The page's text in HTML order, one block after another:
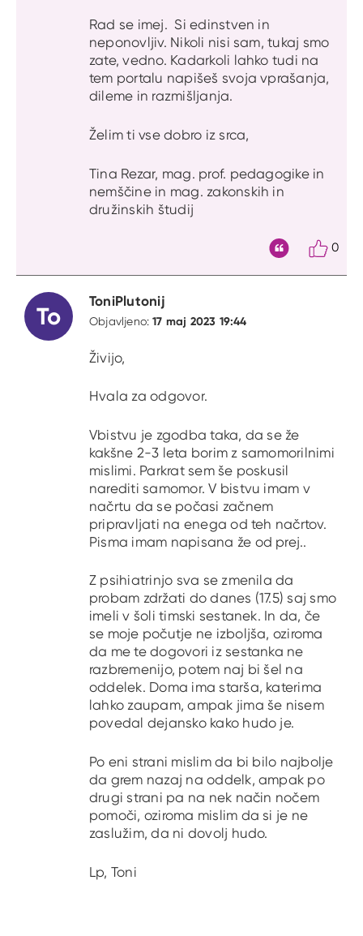
Rad se imej. Si edinstven in
neponovljiv. Nikoli nisi sam, tukaj smo
zate, vedno. Kadarkoli lahko tudi na
tem portalu napišeš svoja vprašanja,
dileme in razmišljanja.
Želim ti vse dobro iz srca,
Tina Rezar, mag. prof. pedagogike in
nemščine in mag. zakonskih in
družinskih študij
0
To
ToniPlutonij
Objavljeno:17 maj 2023 19:44
Živijo,
Hvala za odgovor.
Vbistvu je zgodba taka, da se že
kakšne 2-3 leta borim z samomorilnimi
mislimi. Parkrat sem še poskusil
narediti samomor. V bistvu imam v
načrtu da se počasi začnem
pripravljati na enega od teh načrtov.
Pisma imam napisana že od prej..
Z psihiatrinjo sva se zmenila da
probam zdržati do danes (17.5) saj smo
imeli v šoli timski sestanek. In da, če
se moje počutje ne izboljša, oziroma
da me te dogovori iz sestanka ne
razbremenijo, potem naj bi šel na
oddelek. Doma ima starša, katerima
lahko zaupam, ampak jima še nisem
povedal dejansko kako hudo je.
Po eni strani mislim da bi bilo najbolje
da grem nazaj na oddelk, ampak po
drugi strani pa na nek način nočem
pomoči, oziroma mislim da si je ne
zaslužim, da ni dovolj hudo.
Lp, Toni